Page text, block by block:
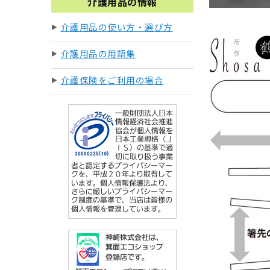
介護用品の使い方・選び方
介護用品の用語集
介護保険をご利用の場合